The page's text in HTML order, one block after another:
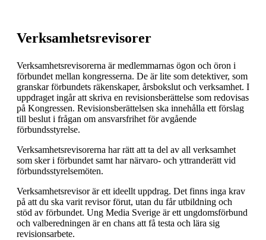
Verksamhetsrevisorer
Verksamhetsrevisorerna är medlemmarnas ögon och öron i
förbundet mellan kongresserna. De är lite som detektiver, som
granskar förbundets räkenskaper, årsbokslut och verksamhet. I
uppdraget ingår att skriva en revisionsberättelse som redovisas
på Kongressen. Revisionsberättelsen ska innehålla ett förslag
till beslut i frågan om ansvarsfrihet för avgående
förbundsstyrelse.
Verksamhetsrevisorerna har rätt att ta del av all verksamhet
som sker i förbundet samt har närvaro- och yttranderätt vid
förbundsstyrelsemöten.
Verksamhetsrevisor är ett ideellt uppdrag. Det finns inga krav
på att du ska varit revisor förut, utan du får utbildning och
stöd av förbundet. Ung Media Sverige är ett ungdomsförbund
och valberedningen är en chans att få testa och lära sig
revisionsarbete.